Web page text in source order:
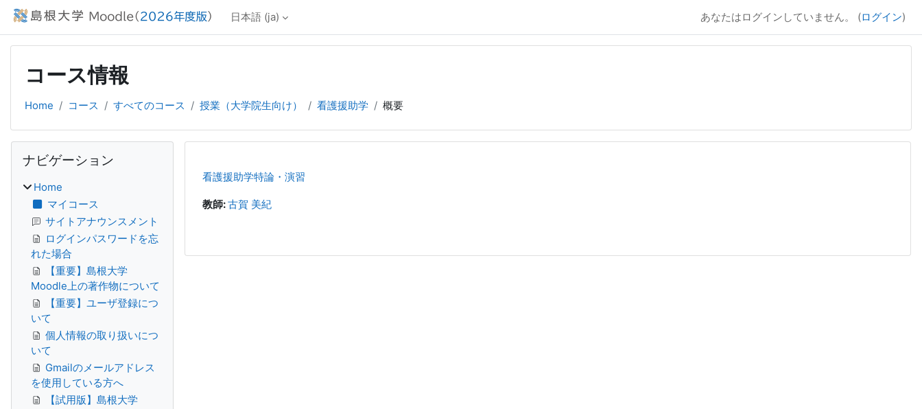
メインコンテンツへスキップする
日本語 ‎(ja)‎ あなたはログインしていません。 (ログイン)
コース情報
Home コース すべてのコース 授業（大学院生向け） 看護援助学 概要
看護援助学特論・演習
教師:古賀 美紀
ブロック
ナビゲーション
Home
マイコース
サイトアナウンスメント
ログインパスワードを忘
れた場合
【重要】島根大学
Moodle上の著作物について
【重要】ユーザ登録につ
いて
個人情報の取り扱いにつ
いて
Gmailのメールアドレス
を使用している方へ
【試用版】島根大学